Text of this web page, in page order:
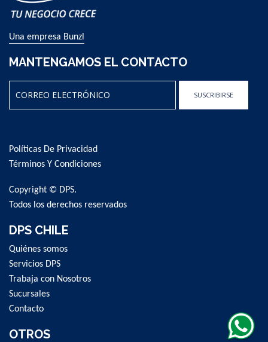
Una empresa Bunzl
MANTENGAMOS EL CONTACTO
Our
Newsletter:
SUSCRIBIRSE
Políticas De Privacidad
Términos Y Condiciones
Copyright © DPS.
Todos los derechos reservados
DPS CHILE
Quiénes somos
Servicios DPS
Trabaja con Nosotros
Sucursales
Contacto
OTROS